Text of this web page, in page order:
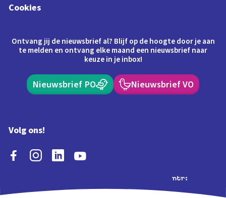
Cookies
Ontvang jij de nieuwsbrief al? Blijf op de hoogte door je aan
te melden en ontvang elke maand een nieuwsbrief naar
keuze in je inbox!
Nieuwsbrief PO Nieuwsbrief VO
Volg ons!